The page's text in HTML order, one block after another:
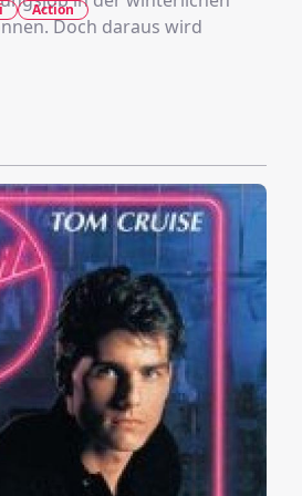
Doch daraus wird
Action